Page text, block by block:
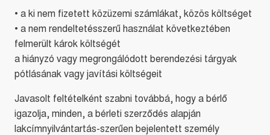
• a ki nem fizetett közüzemi számlákat, közös költséget
• a nem rendeltetésszerű használat következtében
felmerült károk költségét
a hiányzó vagy megrongálódott berendezési tárgyak
pótlásának vagy javítási költségeit
Javasolt feltételként szabni továbbá, hogy a bérlő
igazolja, minden, a bérleti szerződés alapján
lakcímnyilvántartás-szerűen bejelentett személy